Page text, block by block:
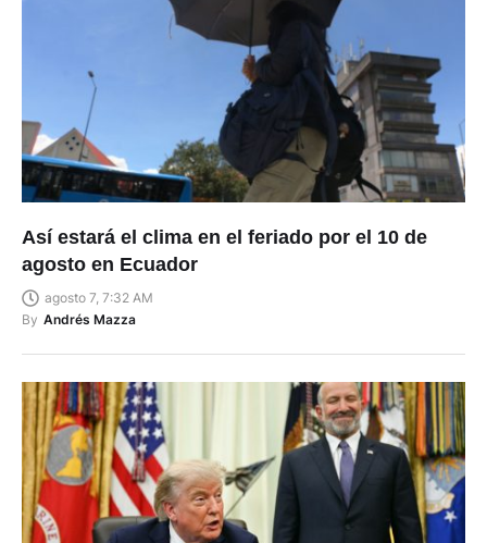
Así estará el clima en el feriado por el 10 de
agosto en Ecuador
agosto 7, 7:32 AM
By Andrés Mazza